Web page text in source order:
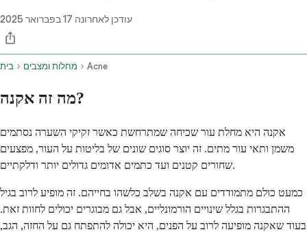
עודכן לאחרונה 17 בפברואר 2025
בית מחלות ומצבים Acne
מה זה אקנה?
אקנה היא מחלת עור שכיחה שמתרחשת כאשר זקיקי השערה נסתמים
משמן ותאי עור מתים. זה יוצר סוגים שונים של בליטות על העור, מפצעים
שחורים קטנים ועד כתמים אדומים גדולים יותר ודלקתיים.
כמעט כולם מתמודדים עם אקנה בשלב כלשהו בחייהם. זה מופיע לרוב בגיל
ההתבגרות בגלל שינויים הורמונליים, אבל גם מבוגרים יכולים לחוות זאת.
בעוד שאקנה מופיעה לרוב על הפנים, היא יכולה להתפתח גם על החזה, הגב,